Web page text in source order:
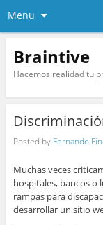
Menu
Braintive
Hacemos realidad tu
Posted by Fernando
Muchas veces
hospitales, bancos o
rampas para
desarrollar un sitio